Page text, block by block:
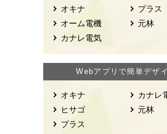
オキナ
オーム電機
カナレ電気
プラス
元林
Webアプリで簡単デザイ
オキナ
ヒサゴ
プラス
カナレ
元林